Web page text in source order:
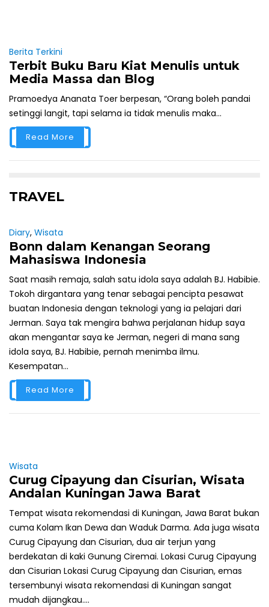
Berita Terkini
Terbit Buku Baru Kiat Menulis untuk
Media Massa dan Blog
Pramoedya Ananata Toer berpesan, “Orang boleh pandai
setinggi langit, tapi selama ia tidak menulis maka...
Read More
TRAVEL
Diary, Wisata
Bonn dalam Kenangan Seorang
Mahasiswa Indonesia
Saat masih remaja, salah satu idola saya adalah BJ. Habibie.
Tokoh dirgantara yang tenar sebagai pencipta pesawat
buatan Indonesia dengan teknologi yang ia pelajari dari
Jerman. Saya tak mengira bahwa perjalanan hidup saya
akan mengantar saya ke Jerman, negeri di mana sang
idola saya, BJ. Habibie, pernah menimba ilmu.
Kesempatan...
Read More
Wisata
Curug Cipayung dan Cisurian, Wisata
Andalan Kuningan Jawa Barat
Tempat wisata rekomendasi di Kuningan, Jawa Barat bukan
cuma Kolam Ikan Dewa dan Waduk Darma. Ada juga wisata
Curug Cipayung dan Cisurian, dua air terjun yang
berdekatan di kaki Gunung Ciremai. Lokasi Curug Cipayung
dan Cisurian Lokasi Curug Cipayung dan Cisurian, emas
tersembunyi wisata rekomendasi di Kuningan sangat
mudah dijangkau....